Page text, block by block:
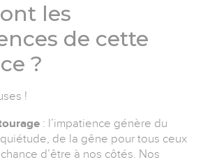
les
de cette
?
!
: l’impatience génère du
de la gêne pour tous ceux
d’être à nos côtés. Nos